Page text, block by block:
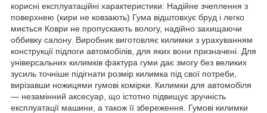
корисні експлуатаційні характеристики: Надійне зчеплення з
поверхнею (кири не ковзають) Гума відштовхує бруд і легко
миється Коври не пропускають вологу, надійно захищаючи
оббивку салону. Виробник виготовляє килимки з урахуванням
конструкції підлоги автомобілів, для яких вони призначені. Для
універсальних килимків фактура гуми дає змогу без великих
зусиль точніше підігнати розмір килимка під свої потреби,
вирізавши ножицями гумові комірки. Килимки для автомобіля
— незамінний аксесуар, що істотно підвищує зручність
експлуатації машини, а також її збереження. Гумові килимки